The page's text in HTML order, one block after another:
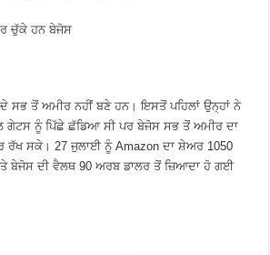
ਚੁੱਕੇ ਹਨ ਬੇਜੋਸ
ਸਭ ਤੋਂ ਅਮੀਰ ਨਹੀਂ ਬਣੇ ਹਨ। ਇਸਤੋਂ ਪਹਿਲਾਂ ਉਨ੍ਹਾਂ ਨੇ
ਗੇਟਸ ਨੂੰ ਪਿੱਛੇ ਛੱਡਿਆ ਸੀ ਪਰ ਬੇਜੋਸ ਸਭ ਤੋਂ ਅਮੀਰ ਦਾ
ਰੱਖ ਸਕੇ। 27 ਜੁਲਾਈ ਨੂੰ Amazon ਦਾ ਸ਼ੇਅਰ 1050
ਬੇਜੋਸ ਦੀ ਵੈਲਥ 90 ਅਰਬ ਡਾਲਰ ਤੋਂ ਜ਼ਿਆਦਾ ਹੋ ਗਈ